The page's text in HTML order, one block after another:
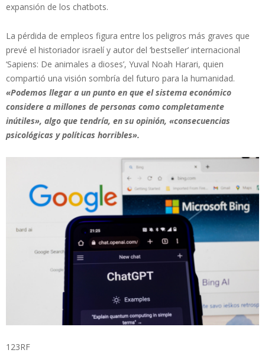
expansión de los chatbots.
La pérdida de empleos figura entre los peligros más graves que
prevé el historiador israelí y autor del ‘bestseller’ internacional
‘Sapiens: De animales a dioses’, Yuval Noah Harari, quien
compartió una visión sombría del futuro para la humanidad.
«Podemos llegar a un punto en que el sistema económico
considere a millones de personas como completamente
inútiles», algo que tendría, en su opinión, «consecuencias
psicológicas y políticas horribles».
123RF